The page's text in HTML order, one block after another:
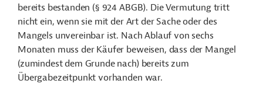
bereits bestanden (§ 924 ABGB). Die Vermutung tritt
nicht ein, wenn sie mit der Art der Sache oder des
Mangels unvereinbar ist. Nach Ablauf von sechs
Monaten muss der Käufer beweisen, dass der Mangel
(zumindest dem Grunde nach) bereits zum
Übergabezeitpunkt vorhanden war.